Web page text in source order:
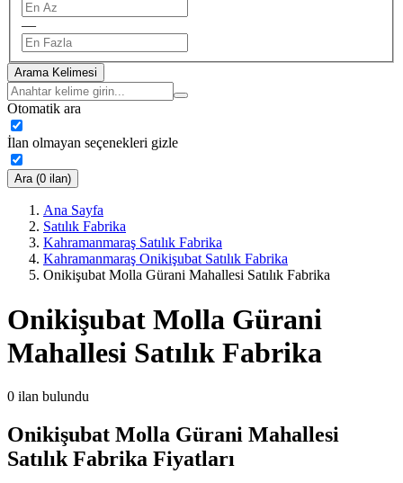
—
Arama Kelimesi
Otomatik ara
İlan olmayan seçenekleri gizle
Ara (0 ilan)
Ana Sayfa
Satılık Fabrika
Kahramanmaraş Satılık Fabrika
Kahramanmaraş Onikişubat Satılık Fabrika
Onikişubat Molla Gürani Mahallesi Satılık Fabrika
Onikişubat Molla Gürani
Mahallesi Satılık Fabrika
0 ilan bulundu
Onikişubat Molla Gürani Mahallesi
Satılık Fabrika Fiyatları